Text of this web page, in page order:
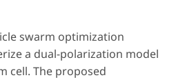
swarm optimization
a dual-polarization model
cell. The proposed